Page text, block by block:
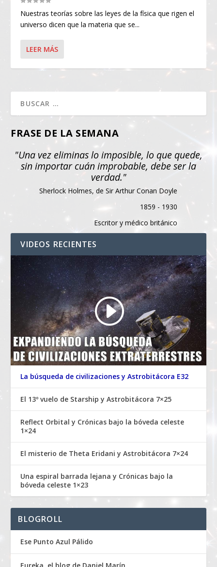
Nuestras teorías sobre las leyes de la física que rigen el
universo dicen que la materia que se...
LEER MÁS
FRASE DE LA SEMANA
"Una vez eliminas lo imposible, lo que quede,
sin importar cuán improbable, debe ser la
verdad."
Sherlock Holmes, de Sir Arthur Conan Doyle
1859 - 1930
Escritor y médico británico
VIDEOS RECIENTES
La búsqueda de civilizaciones y Astrobitácora E32
El 13º vuelo de Starship y Astrobitácora 7×25
Reflect Orbital y Crónicas bajo la bóveda celeste
1×24
El misterio de Theta Eridani y Astrobitácora 7×24
Una espiral barrada lejana y Crónicas bajo la
bóveda celeste 1×23
BLOGROLL
Ese Punto Azul Pálido
Eureka, el blog de Daniel Marín